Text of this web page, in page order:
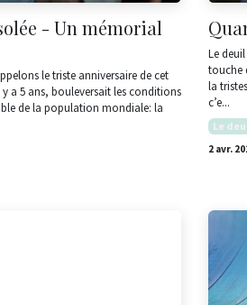
- Un mémorial
le triste anniversaire de cet
a 5 ans, bouleversait les conditions
de la population mondiale: la
Le
touche
la
c’e...
Le
2 avr.